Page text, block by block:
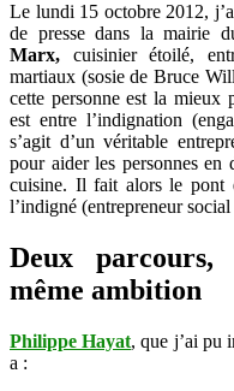
Le lundi 15 octobre 2012,
de presse dans la mairie
Marx, cuisinier étoilé,
martiaux (sosie de Bruce
cette personne est la mieux
est entre l’indignation
s’agit d’un véritable
pour aider les personnes en
cuisine. Il fait alors le pont
l’indigné (entrepreneur
Deux
même ambition
Philippe Hayat, que j’ai pu
a :